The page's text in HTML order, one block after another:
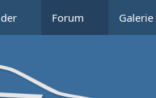
Forum Galerie